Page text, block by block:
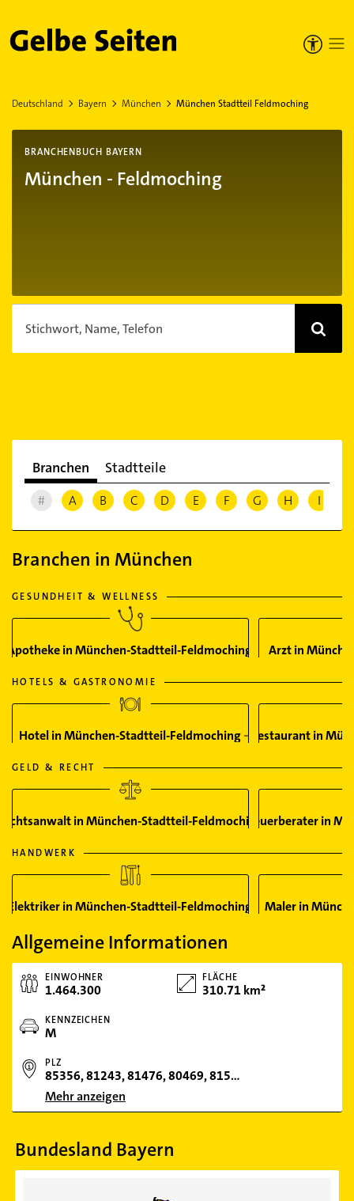
Gelbe Seiten
Deutschland Bayern München München Stadtteil Feldmoching
BRANCHENBUCH BAYERN
München - Feldmoching
Stichwort, Name, Telefon
Branchen Stadtteile
# A B C D E F G H I
Branchen in München
GESUNDHEIT & WELLNESS
Apotheke in München-Stadtteil-Feldmoching Arzt in
HOTELS & GASTRONOMIE
Hotel in München-Stadtteil-Feldmoching Restaurant in
GELD & RECHT
in München-Stadtteil-FeldmochingSteuerberater in
HANDWERK
Elektriker in München-Stadtteil-Feldmoching Maler in
Allgemeine Informationen
EINWOHNER
1.464.300
FLÄCHE
310.71 km²
KENNZEICHEN
M
PLZ
85356, 81243, 81476, 80469, 81547, 80638, 80933, 81375, 81929, 81669, 81373, 81673, 81677, 80809, 80804, 81827, 80993, 81825, 80799, 80538, 80798, 80796, 81679, 81737, 80999, 80337, 80935, 81549, 80992, 81829, 80636, 80634, 81675, 80687, 80637, 81541, 80335, 80336, 80807, 80937, 81241, 80995, 813
Mehr anzeigen
Bundesland Bayern